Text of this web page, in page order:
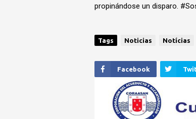
propinándose un disparo.
Tags Noticias Notícias
Facebook